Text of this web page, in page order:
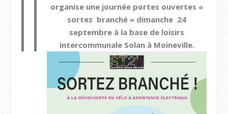
organise une journée portes ouvertes «
sortez branché » dimanche 24
septembre à la base de loisirs
intercommunale Solan à Moineville.